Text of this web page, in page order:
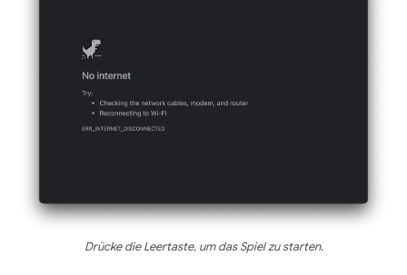
Drücke die Leertaste, um das Spiel zu starten.